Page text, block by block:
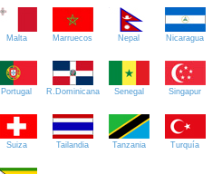
Malta Marruecos Nepal Nicaragua
Portugal R.Dominicana Senegal Singapur
Suiza Tailandia Tanzania Turquía